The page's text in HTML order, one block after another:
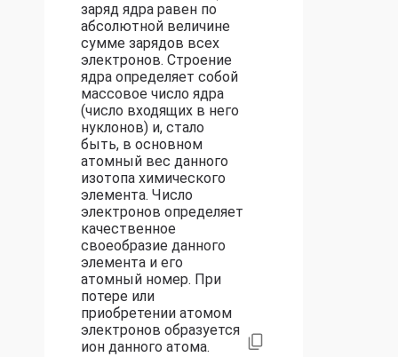
заряд ядра равен по
абсолютной величине
сумме зарядов всех
электронов. Строение
ядра определяет собой
массовое число ядра
(число входящих в него
нуклонов) и, стало
быть, в основном
атомный вес данного
изотопа химического
элемента. Число
электронов определяет
качественное
своеобразие данного
элемента и его
атомный номер. При
потере или
приобретении атомом
электронов образуется
ион данного атома.